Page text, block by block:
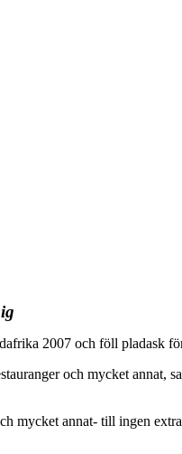
2007 och föll pladask
och mycket annat,
mycket annat- till ingen